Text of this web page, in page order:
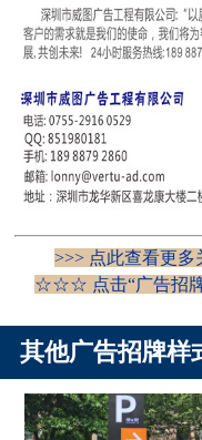
>>> 点此查看更多
☆☆☆ 点击“广告招
其他广告招牌样